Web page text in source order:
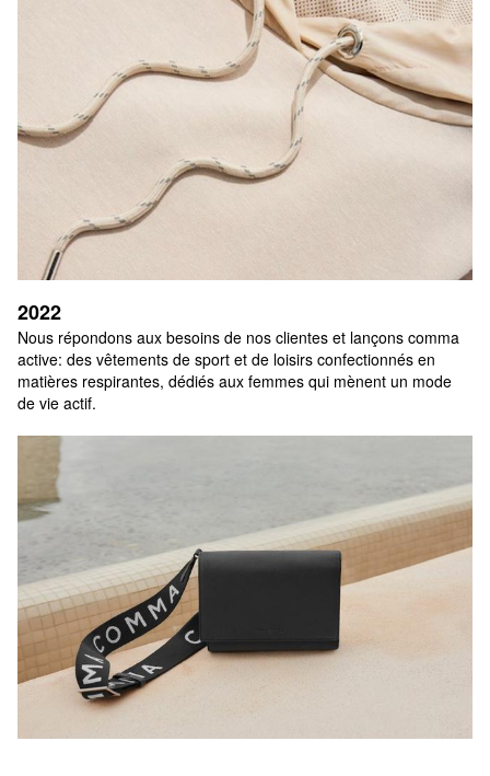
2022
Nous répondons aux besoins de nos clientes et lançons comma
active: des vêtements de sport et de loisirs confectionnés en
matières respirantes, dédiés aux femmes qui mènent un mode
de vie actif.